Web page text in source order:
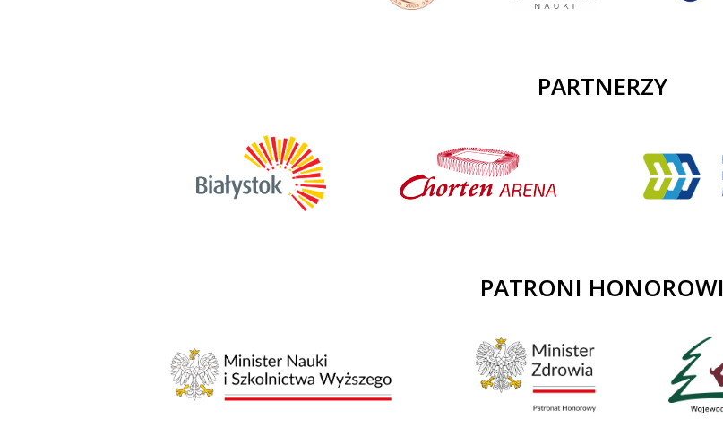
PARTNERZY
PATRONI HONOROWI